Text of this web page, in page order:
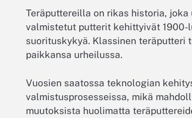
Teräputtereilla on rikas historia,
valmistetut putterit kehittyivät
suorituskykyä. Klassinen
paikkansa urheilussa.
Vuosien saatossa teknologian
valmistusprosesseissa, mikä
muutoksista huolimatta